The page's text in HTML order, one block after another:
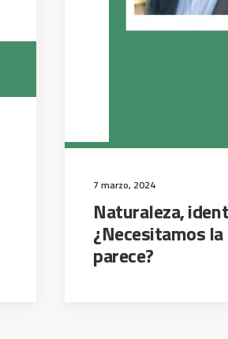
7 marzo, 2024
Naturaleza,
¿Necesitamos
parece?